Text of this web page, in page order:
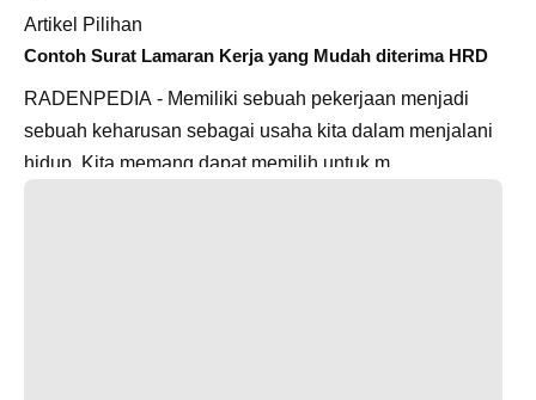
Artikel Pilihan
Contoh Surat Lamaran Kerja yang Mudah diterima HRD
RADENPEDIA - Memiliki sebuah pekerjaan menjadi
sebuah keharusan sebagai usaha kita dalam menjalani
hidup. Kita memang dapat memilih untuk m...